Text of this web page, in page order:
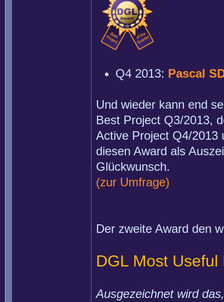
Q4 2013: Pascal
Und wieder kann end
Best Project Q3/2013,
Active Project Q4/2013
diesen Award als
Glückwunsch.
(zur Umfrage)
Der zweite Award den
DGL Most Useful
Ausgezeichnet wird